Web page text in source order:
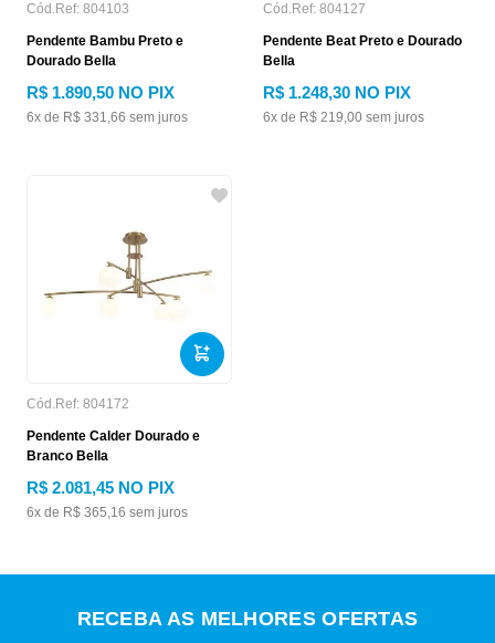
Cód.Ref: 804103
Pendente Bambu Preto e
Dourado Bella
R$ 1.890,50 NO PIX
6x de R$ 331,66 sem juros
Cód.Ref: 804127
Pendente Beat Preto e Dourado
Bella
R$ 1.248,30 NO PIX
6x de R$ 219,00 sem juros
Cód.Ref: 804172
Pendente Calder Dourado e
Branco Bella
R$ 2.081,45 NO PIX
6x de R$ 365,16 sem juros
RECEBA AS MELHORES OFERTAS